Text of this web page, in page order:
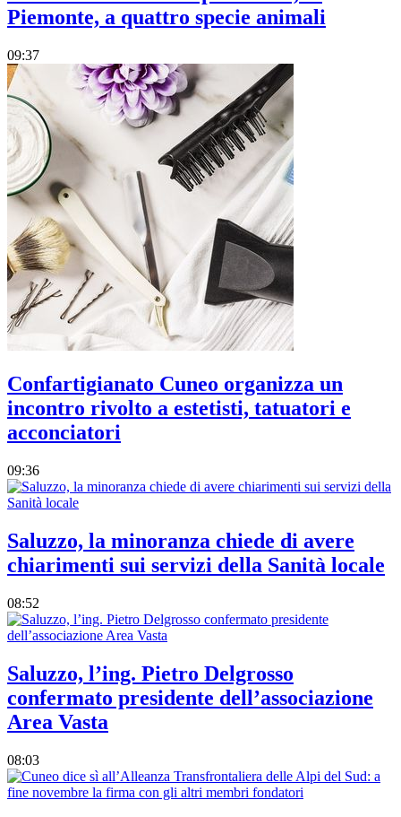
Piemonte, a quattro specie animali
09:37
Confartigianato Cuneo organizza un
incontro rivolto a estetisti, tatuatori e
acconciatori
09:36
Saluzzo, la minoranza chiede di avere
chiarimenti sui servizi della Sanità locale
08:52
Saluzzo, l’ing. Pietro Delgrosso
confermato presidente dell’associazione
Area Vasta
08:03